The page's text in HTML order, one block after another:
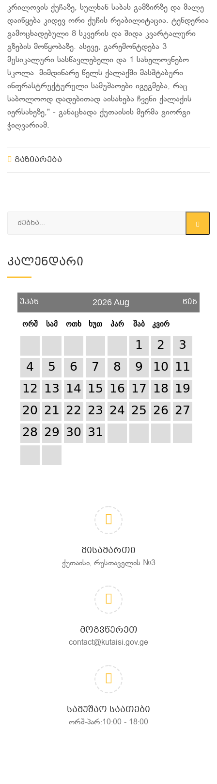
კრილოვის ქუჩაზე, სულხან საბას გამზირზე და მალე
დაიწყება კიდევ ორი ქუჩის რეაბილიტაცია. ტენდერია
გამოცხადებული 8 სკვერის და შიდა კვარტალური
გზების მოწყობაზე. ასევე, გარემონტდება 3
მუსიკალური სასწავლებელი და 1 სახელოვნებო
სკოლა. მიმდინარე წელს ქალაქში მასშტაბური
ინფრასტრუქტურული სამუშაოები იგეგმება, რაც
საბოლოოდ დადებითად აისახება ჩვენი ქალაქის
იერსახეზე," - განაცხადა ქუთაისის მერმა გიორგი
ჭიღვარიამ.
გაზიარება
Კალენდარი
უკან 2026 Aug წინ
ორშ სამ ოთხ ხუთ პარ შაბ კვირ
1 2
3
4
5 6 7 8 9 10 11
12 13 14 15 16 17 18 19
20 21 22 23 24 25 26 27
28 29 30 31
ᲛᲘᲡᲐᲛᲐᲠᲗᲘ
ქუთაისი, რუსთაველის №3
ᲛᲝᲒᲕᲬᲔᲠᲔᲗ
contact@kutaisi.gov.ge
ᲡᲐᲛᲣᲨᲐᲝ ᲡᲐᲐᲗᲔᲑᲘ
ორშ-პარ:10:00 - 18:00